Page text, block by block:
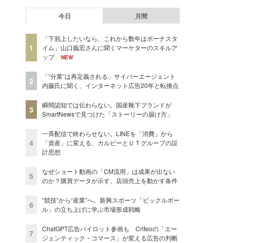
今日 月間
1
「下剋上したいなら、これから数年はボーナスタ
イム」山口義宏さんに聞くマーケターのスキルア
ップ
NEW
2
「“分業”は再定義される」サイバーエージェント
内藤氏に聞く、インターネット広告20年と転換点
3
瞬間認知では伝わらない。国産靴下ブランドが
SmartNewsで見つけた「ストーリーの届け方」
4
一斉配信で終わらせない。LINEを「消費」から
「資産」に変える、カルビーとＵＴグループの設
計思想
5
なぜショート動画の「CM流用」は成果が出ない
のか？購買データが示す、店頭売上を動かす条件
6
“競技”から“産業”へ。新興スポーツ「ピックルボー
ル」の立ち上げに学ぶ市場形成戦略
7
ChatGPT広告パイロット参画も Criteoの「エー
ジェンティック・コマース」が変える広告の判断